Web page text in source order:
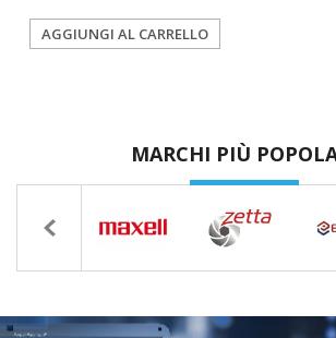
AGGIUNGI AL CARRELLO
MARCHI PIÙ